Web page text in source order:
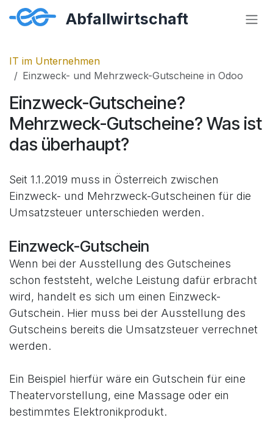
Zum Inhalt springen
IT im Unternehmen
Einzweck- und Mehrzweck-Gutscheine in Odoo
Einzweck-Gutscheine?
Mehrzweck-Gutscheine? Was ist
das überhaupt?
Seit 1.1.2019 muss in Österreich zwischen
Einzweck- und Mehrzweck-Gutscheinen für die
Umsatzsteuer unterschieden werden.
Einzweck-Gutschein
Wenn bei der Ausstellung des Gutscheines
schon feststeht, welche Leistung dafür erbracht
wird, handelt es sich um einen Einzweck-
Gutschein. Hier muss bei der Ausstellung des
Gutscheins bereits die Umsatzsteuer verrechnet
werden.
Ein Beispiel hierfür wäre ein Gutschein für eine
Theatervorstellung, eine Massage oder ein
bestimmtes Elektronikprodukt.